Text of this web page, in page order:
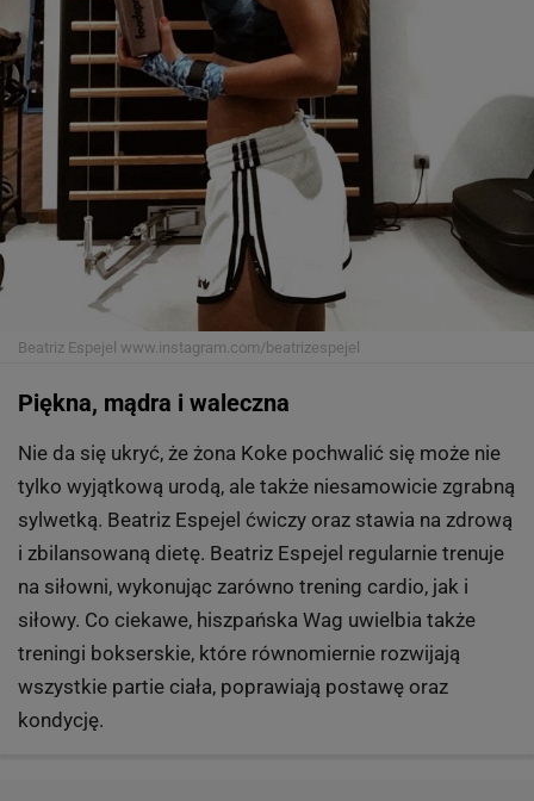
Beatriz Espejel www.instagram.com/beatrizespejel
Piękna, mądra i waleczna
Nie da się ukryć, że żona Koke pochwalić się może nie
tylko wyjątkową urodą, ale także niesamowicie zgrabną
sylwetką. Beatriz Espejel ćwiczy oraz stawia na zdrową
i zbilansowaną dietę. Beatriz Espejel regularnie trenuje
na siłowni, wykonując zarówno trening cardio, jak i
siłowy. Co ciekawe, hiszpańska Wag uwielbia także
treningi bokserskie, które równomiernie rozwijają
wszystkie partie ciała, poprawiają postawę oraz
kondycję.